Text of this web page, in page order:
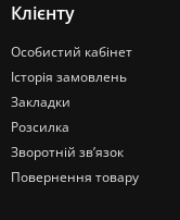
Клієнту
Особистий кабінет
Історія замовлень
Закладки
Розсилка
Зворотній зв’язок
Повернення товару